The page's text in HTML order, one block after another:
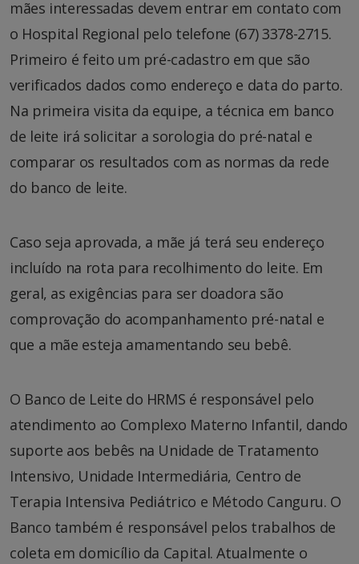
mães interessadas devem entrar em contato com
o Hospital Regional pelo telefone (67) 3378-2715.
Primeiro é feito um pré-cadastro em que são
verificados dados como endereço e data do parto.
Na primeira visita da equipe, a técnica em banco
de leite irá solicitar a sorologia do pré-natal e
comparar os resultados com as normas da rede
do banco de leite.
Caso seja aprovada, a mãe já terá seu endereço
incluído na rota para recolhimento do leite. Em
geral, as exigências para ser doadora são
comprovação do acompanhamento pré-natal e
que a mãe esteja amamentando seu bebê.
O Banco de Leite do HRMS é responsável pelo
atendimento ao Complexo Materno Infantil, dando
suporte aos bebês na Unidade de Tratamento
Intensivo, Unidade Intermediária, Centro de
Terapia Intensiva Pediátrico e Método Canguru. O
Banco também é responsável pelos trabalhos de
coleta em domicílio da Capital. Atualmente o